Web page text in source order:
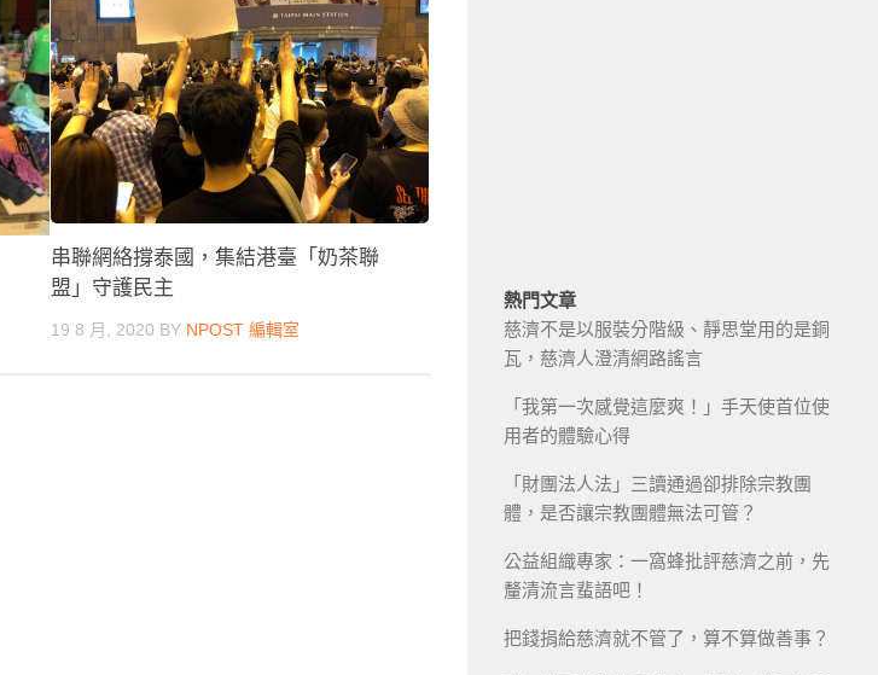
串聯網絡撐泰國，集結港臺「奶茶聯
盟」守護民主
19 8 月, 2020 BY NPOST 編輯室
熱門文章
慈濟不是以服裝分階級、靜思堂用的是銅
瓦，慈濟人澄清網路謠言
「我第一次感覺這麼爽！」手天使首位使
用者的體驗心得
「財團法人法」三讀通過卻排除宗教團
體，是否讓宗教團體無法可管？
公益組織專家：一窩蜂批評慈濟之前，先
釐清流言蜚語吧！
把錢捐給慈濟就不管了，算不算做善事？